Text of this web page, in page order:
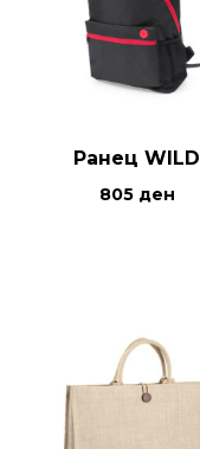
Ранец WILD
805 ден